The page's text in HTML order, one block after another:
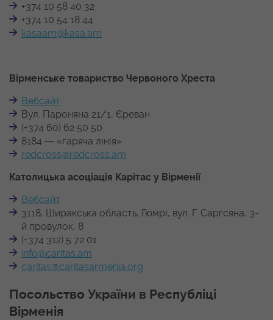
+374 10 58 40 32
+374 10 54 18 44
kasaam@kasa.am
Вірменське товариство Червоного Хреста
Вебсайт
Вул. Пароняна 21/1, Єреван
(+374 60) 62 50 50
8184 ― «гаряча лінія»
redcross@redcross.am
Католицька асоціація Карітас у Вірменії
Вебсайт
3118, Ширакська область, Гюмрі, вул. Г. Саргсяна, 3-
й провулок, 8
(+374 312) 5 72 01
info@caritas.am
caritas@caritasarmenia.org
Посольство України в Республіці
Вірменія